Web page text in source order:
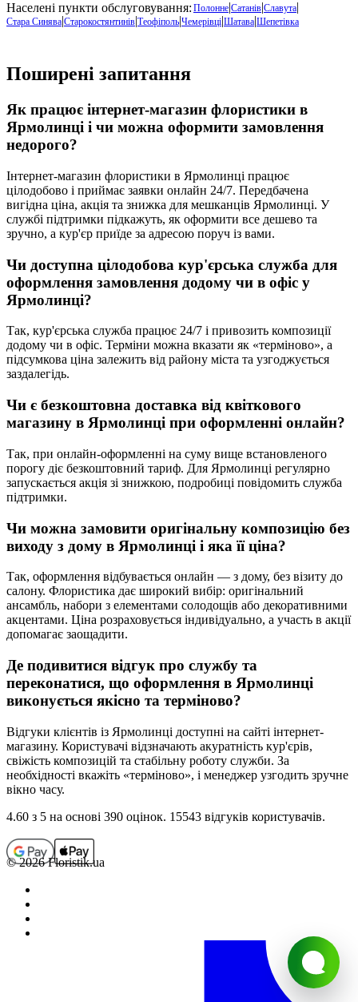
Населені пункти обслуговування: Полонне Сатанів Славута
Стара Синява Старокостянтинів Теофіполь Чемерівці Шатава Шепетівка
Поширені запитання
Як працює інтернет-магазин флористики в
Ярмолинці і чи можна оформити замовлення
недорого?
Інтернет-магазин флористики в Ярмолинці працює
цілодобово і приймає заявки онлайн 24/7. Передбачена
вигідна ціна, акція та знижка для мешканців Ярмолинці. У
службі підтримки підкажуть, як оформити все дешево та
зручно, а кур'єр приїде за адресою поруч із вами.
Чи доступна цілодобова кур'єрська служба для
оформлення замовлення додому чи в офіс у
Ярмолинці?
Так, кур'єрська служба працює 24/7 і привозить композиції
додому чи в офіс. Терміни можна вказати як «терміново», а
підсумкова ціна залежить від району міста та узгоджується
заздалегідь.
Чи є безкоштовна доставка від квіткового
магазину в Ярмолинці при оформленні онлайн?
Так, при онлайн-оформленні на суму вище встановленого
порогу діє безкоштовний тариф. Для Ярмолинці регулярно
запускається акція зі знижкою, подробиці повідомить служба
підтримки.
Чи можна замовити оригінальну композицію без
виходу з дому в Ярмолинці і яка її ціна?
Так, оформлення відбувається онлайн — з дому, без візиту до
салону. Флористика дає широкий вибір: оригінальний
ансамбль, набори з елементами солодощів або декоративними
акцентами. Ціна розраховується індивідуально, а участь в акції
допомагає заощадити.
Де подивитися відгук про службу та
переконатися, що оформлення в Ярмолинці
виконується якісно та терміново?
Відгуки клієнтів із Ярмолинці доступні на сайті інтернет-
магазину. Користувачі відзначають акуратність кур'єрів,
свіжість композицій та стабільну роботу служби. За
необхідності вкажіть «терміново», і менеджер узгодить зручне
вікно часу.
4.60 з 5 на основi 390 оцiнок. 15543 відгуків користувачiв.
© 2026 Floristik.ua